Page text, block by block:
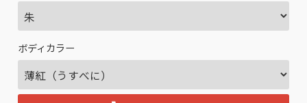
ボディカラー